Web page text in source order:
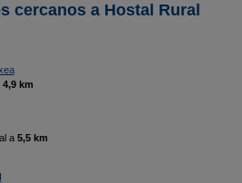
cercanos a Hostal Rural
4,9 km
a 5,5 km